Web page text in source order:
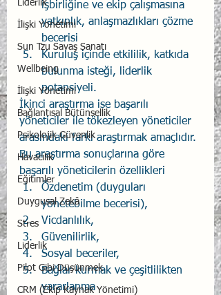
Liderlik
İlişki Yönetimi
Sun Tzu Savaş Sanatı
Wellbeing
İlişki Yönetimi
Bağlantısal Bütünsellik
Psikolojik Güvenlik
Havacılık
Eğitimler
Duygusal Zekâ
Stres
Liderlik
Pilot Gibi Düşünmek
CRM (Ekip Kaynak Yönetimi)
işbirliğine ve ekip çalışmasına
yatkınlık, anlaşmazlıkları çözme
becerisi
Kuruluş içinde etkililik, katkıda
bulunma isteği, liderlik
potansiyeli.
İkinci araştırma ise başarılı
yöneticiler ile tökezleyen yöneticiler
arasındaki farkı araştırmak amaçlıdır.
Bu araştırma sonuçlarına göre
başarılı yöneticilerin özellikleri
Özdenetim (duyguları
yönetebilme becerisi),
Vicdanlılık,
Güvenilirlik,
Sosyal beceriler,
Bağlar kurmak ve çeşitlilikten
yararlanma